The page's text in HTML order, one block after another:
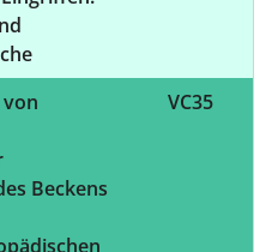
Beckens
VC35